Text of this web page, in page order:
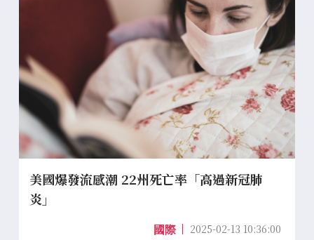
美國爆發流感潮 22州死亡率「高過新冠肺
炎」
國際 2025-02-13 10:36:00